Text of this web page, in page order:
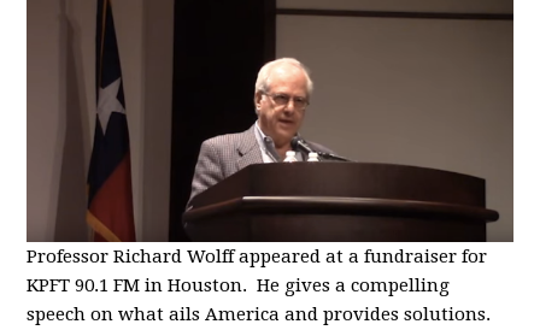
Professor Richard Wolff appeared at a fundraiser for
KPFT 90.1 FM in Houston. He gives a compelling
speech on what ails America and provides solutions.